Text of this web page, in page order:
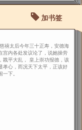
加书签
禧太后今年三十正寿，安德海
宫内各处发议论了，说她操劳
戡平大乱， 皇上崇功报德，该
孝心，而况天下太平，正该好
一下。